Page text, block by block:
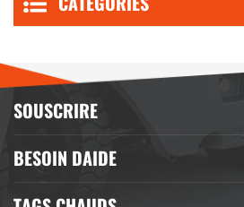
SOUSCRIRE
BESOIN DAIDE